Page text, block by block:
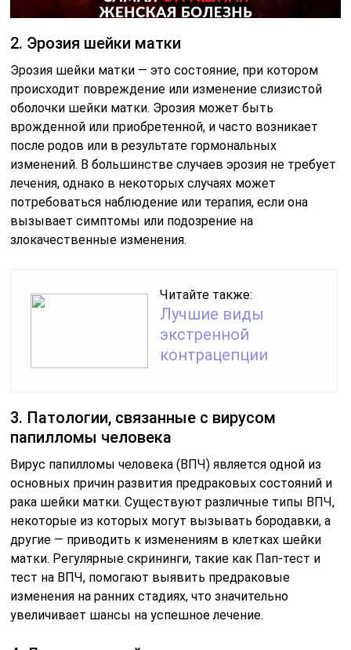
2. Эрозия шейки матки
Эрозия шейки матки — это состояние, при котором
происходит повреждение или изменение слизистой
оболочки шейки матки. Эрозия может быть
врожденной или приобретенной, и часто возникает
после родов или в результате гормональных
изменений. В большинстве случаев эрозия не требует
лечения, однако в некоторых случаях может
потребоваться наблюдение или терапия, если она
вызывает симптомы или подозрение на
злокачественные изменения.
Читайте также:
Лучшие виды
экстренной
контрацепции
3. Патологии, связанные с вирусом
папилломы человека
Вирус папилломы человека (ВПЧ) является одной из
основных причин развития предраковых состояний и
рака шейки матки. Существуют различные типы ВПЧ,
некоторые из которых могут вызывать бородавки, а
другие — приводить к изменениям в клетках шейки
матки. Регулярные скрининги, такие как Пап-тест и
тест на ВПЧ, помогают выявить предраковые
изменения на ранних стадиях, что значительно
увеличивает шансы на успешное лечение.